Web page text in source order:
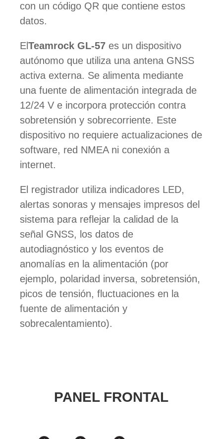
con un código QR que contiene estos
datos.
ElTeamrock GL-57 es un dispositivo
autónomo que utiliza una antena GNSS
activa externa. Se alimenta mediante
una fuente de alimentación integrada de
12/24 V e incorpora protección contra
sobretensión y sobrecorriente. Este
dispositivo no requiere actualizaciones de
software, red NMEA ni conexión a
internet.
El registrador utiliza indicadores LED,
alertas sonoras y mensajes impresos del
sistema para reflejar la calidad de la
señal GNSS, los datos de
autodiagnóstico y los eventos de
anomalías en la alimentación (por
ejemplo, polaridad inversa, sobretensión,
picos de tensión, fluctuaciones en la
fuente de alimentación y
sobrecalentamiento).
PANEL FRONTAL